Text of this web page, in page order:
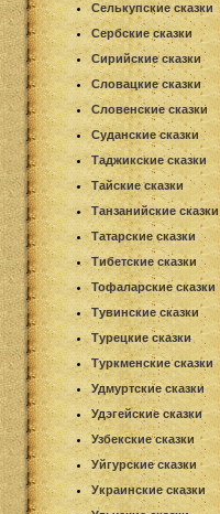
Селькупские сказки
Сербские сказки
Сирийские сказки
Словацкие сказки
Словенские сказки
Суданские сказки
Таджикские сказки
Тайские сказки
Танзанийские сказки
Татарские сказки
Тибетские сказки
Тофаларские сказки
Тувинские сказки
Турецкие сказки
Туркменские сказки
Удмуртские сказки
Удэгейские сказки
Узбекские сказки
Уйгурские сказки
Украинские сказки